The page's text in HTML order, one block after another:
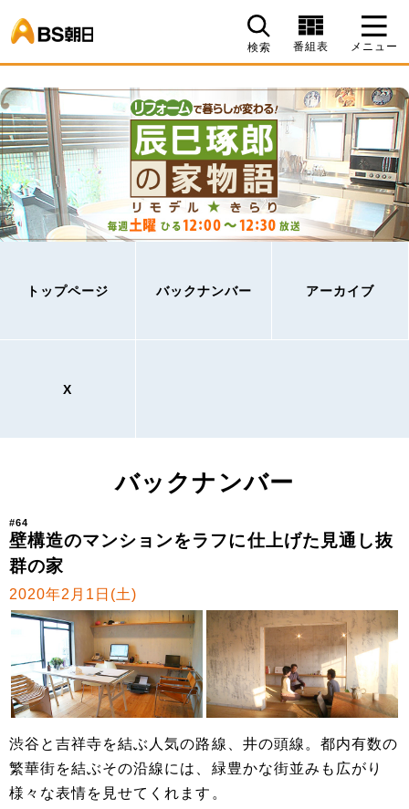
検索 番組表 メニュー
トップページ バックナンバー アーカイブ
X
バックナンバー
#64
壁構造のマンションをラフに仕上げた見通し抜
群の家
2020年2月1日(土)
渋谷と吉祥寺を結ぶ人気の路線、井の頭線。都内有数の
繁華街を結ぶその沿線には、緑豊かな街並みも広がり
様々な表情を見せてくれます。